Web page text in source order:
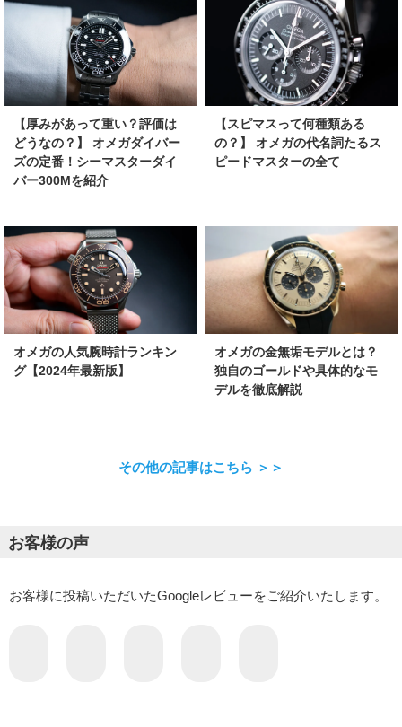
【厚みがあって重い？評価は
どうなの？】 オメガダイバー
ズの定番！シーマスターダイ
バー300Mを紹介
【スピマスって何種類ある
の？】 オメガの代名詞たるス
ピードマスターの全て
オメガの人気腕時計ランキン
グ【2024年最新版】
オメガの金無垢モデルとは？
独自のゴールドや具体的なモ
デルを徹底解説
その他の記事はこちら ＞＞
お客様の声
お客様に投稿いただいたGoogleレビューをご紹介いたします。